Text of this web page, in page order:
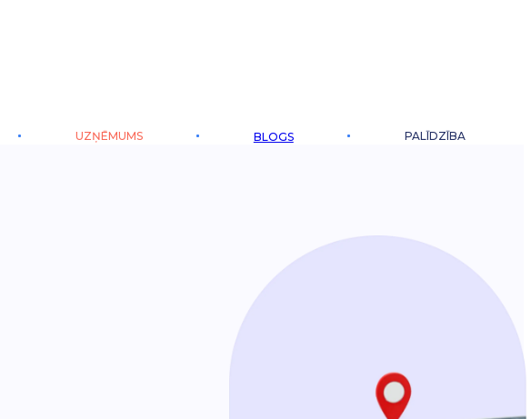
UZŅĒMUMS BLOGS PALĪDZĪBA